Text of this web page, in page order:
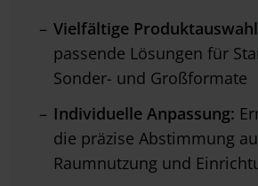
Vielfältige
passende Lösungen für
Sonder- und Großformate
Individuelle Anpassung:
die präzise Abstimmung
Raumnutzung und